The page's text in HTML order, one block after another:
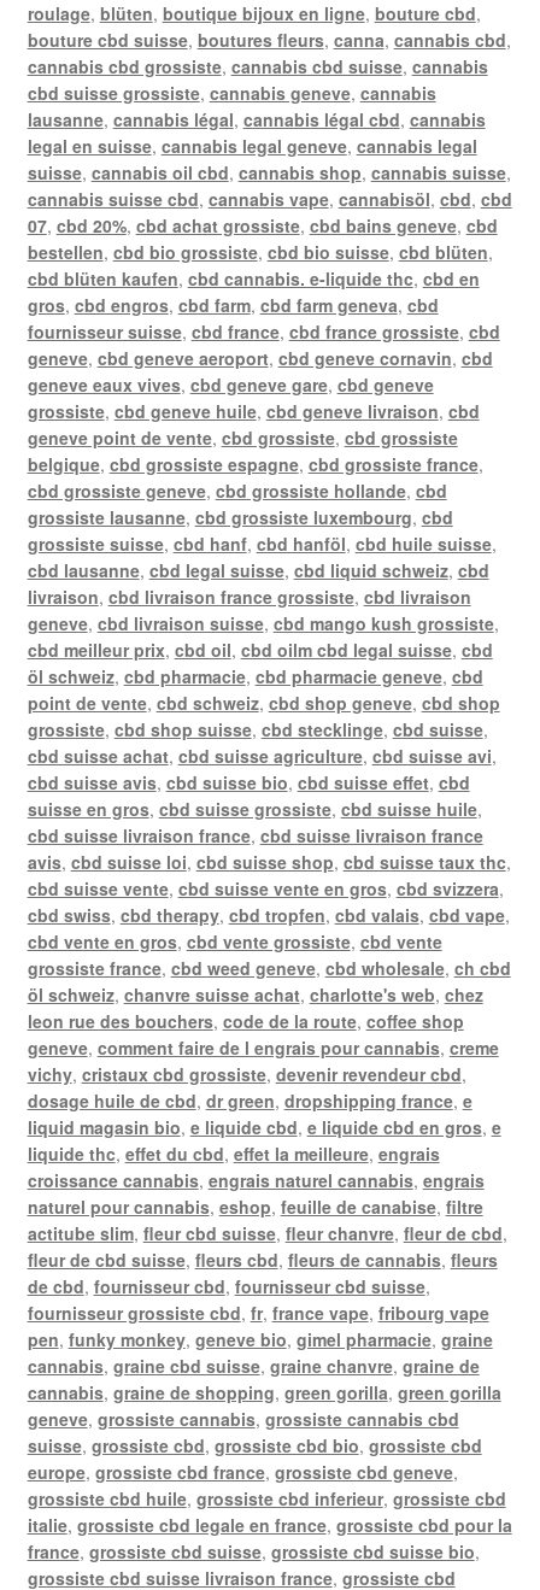
roulage, blüten, boutique bijoux en ligne, bouture cbd,
bouture cbd suisse, boutures fleurs, canna, cannabis cbd,
cannabis cbd grossiste, cannabis cbd suisse, cannabis
cbd suisse grossiste, cannabis geneve, cannabis
lausanne, cannabis légal, cannabis légal cbd, cannabis
legal en suisse, cannabis legal geneve, cannabis legal
suisse, cannabis oil cbd, cannabis shop, cannabis suisse,
cannabis suisse cbd, cannabis vape, cannabisöl, cbd, cbd
07, cbd 20%, cbd achat grossiste, cbd bains geneve, cbd
bestellen, cbd bio grossiste, cbd bio suisse, cbd blüten,
cbd blüten kaufen, cbd cannabis. e-liquide thc, cbd en
gros, cbd engros, cbd farm, cbd farm geneva, cbd
fournisseur suisse, cbd france, cbd france grossiste, cbd
geneve, cbd geneve aeroport, cbd geneve cornavin, cbd
geneve eaux vives, cbd geneve gare, cbd geneve
grossiste, cbd geneve huile, cbd geneve livraison, cbd
geneve point de vente, cbd grossiste, cbd grossiste
belgique, cbd grossiste espagne, cbd grossiste france,
cbd grossiste geneve, cbd grossiste hollande, cbd
grossiste lausanne, cbd grossiste luxembourg, cbd
grossiste suisse, cbd hanf, cbd hanföl, cbd huile suisse,
cbd lausanne, cbd legal suisse, cbd liquid schweiz, cbd
livraison, cbd livraison france grossiste, cbd livraison
geneve, cbd livraison suisse, cbd mango kush grossiste,
cbd meilleur prix, cbd oil, cbd oilm cbd legal suisse, cbd
öl schweiz, cbd pharmacie, cbd pharmacie geneve, cbd
point de vente, cbd schweiz, cbd shop geneve, cbd shop
grossiste, cbd shop suisse, cbd stecklinge, cbd suisse,
cbd suisse achat, cbd suisse agriculture, cbd suisse avi,
cbd suisse avis, cbd suisse bio, cbd suisse effet, cbd
suisse en gros, cbd suisse grossiste, cbd suisse huile,
cbd suisse livraison france, cbd suisse livraison france
avis, cbd suisse loi, cbd suisse shop, cbd suisse taux thc,
cbd suisse vente, cbd suisse vente en gros, cbd svizzera,
cbd swiss, cbd therapy, cbd tropfen, cbd valais, cbd vape,
cbd vente en gros, cbd vente grossiste, cbd vente
grossiste france, cbd weed geneve, cbd wholesale, ch cbd
öl schweiz, chanvre suisse achat, charlotte's web, chez
leon rue des bouchers, code de la route, coffee shop
geneve, comment faire de l engrais pour cannabis, creme
vichy, cristaux cbd grossiste, devenir revendeur cbd,
dosage huile de cbd, dr green, dropshipping france, e
liquid magasin bio, e liquide cbd, e liquide cbd en gros, e
liquide thc, effet du cbd, effet la meilleure, engrais
croissance cannabis, engrais naturel cannabis, engrais
naturel pour cannabis, eshop, feuille de canabise, filtre
actitube slim, fleur cbd suisse, fleur chanvre, fleur de cbd,
fleur de cbd suisse, fleurs cbd, fleurs de cannabis, fleurs
de cbd, fournisseur cbd, fournisseur cbd suisse,
fournisseur grossiste cbd, fr, france vape, fribourg vape
pen, funky monkey, geneve bio, gimel pharmacie, graine
cannabis, graine cbd suisse, graine chanvre, graine de
cannabis, graine de shopping, green gorilla, green gorilla
geneve, grossiste cannabis, grossiste cannabis cbd
suisse, grossiste cbd, grossiste cbd bio, grossiste cbd
europe, grossiste cbd france, grossiste cbd geneve,
grossiste cbd huile, grossiste cbd inferieur, grossiste cbd
italie, grossiste cbd legale en france, grossiste cbd pour la
france, grossiste cbd suisse, grossiste cbd suisse bio,
grossiste cbd suisse livraison france, grossiste cbd